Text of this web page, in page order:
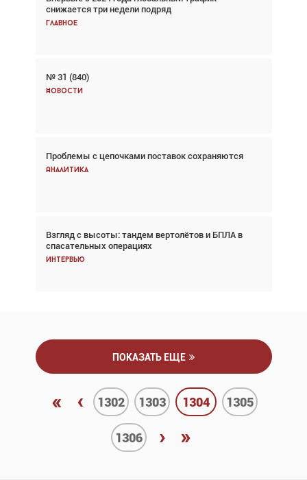
снижается три недели подряд
Главное
№ 31 (840)
Новости
Проблемы с цепочками поставок сохраняются
Аналитика
Взгляд с высоты: тандем вертолётов и БПЛА в
спасательных операциях
Интервью
спасательных операциях
Главное
Авиационный фотограф Дэйв Кох: «Фотография
говорит сама за себя... а ИИ всё портит»
Впервые с 2024 года глобальный трафик
снижается три недели подряд
Частный самолёт – это актив. Подходите к
покупке соответствующим образом
Интервью
ПОКАЗАТЬ ЕЩЕ
« ‹ 1302 1303 1304 1305
1306 › »